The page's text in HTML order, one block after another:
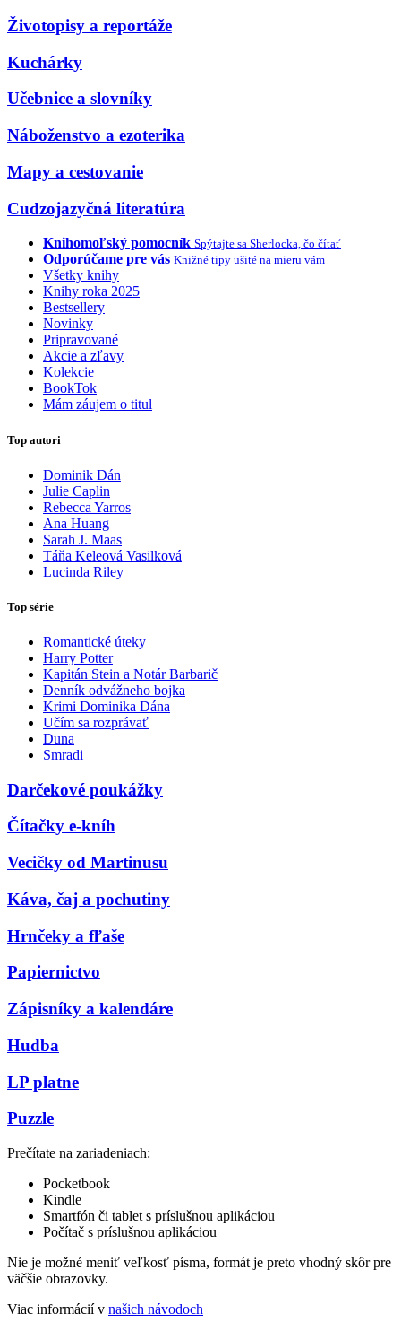
Životopisy a reportáže
Kuchárky
Učebnice a slovníky
Náboženstvo a ezoterika
Mapy a cestovanie
Cudzojazyčná literatúra
Knihomoľský pomocník Spýtajte sa Sherlocka, čo čítať
Odporúčame pre vás Knižné tipy ušité na mieru vám
Všetky knihy
Knihy roka 2025
Bestsellery
Novinky
Pripravované
Akcie a zľavy
Kolekcie
BookTok
Mám záujem o titul
Top autori
Dominik Dán
Julie Caplin
Rebecca Yarros
Ana Huang
Sarah J. Maas
Táňa Keleová Vasilková
Lucinda Riley
Top série
Romantické úteky
Harry Potter
Kapitán Stein a Notár Barbarič
Denník odvážneho bojka
Krimi Dominika Dána
Učím sa rozprávať
Duna
Smradi
Darčekové poukážky
Čítačky e-kníh
Vecičky od Martinusu
Káva, čaj a pochutiny
Hrnčeky a fľaše
Papiernictvo
Zápisníky a kalendáre
Hudba
LP platne
Puzzle
Prečítate na zariadeniach:
Pocketbook
Kindle
Smartfón či tablet s príslušnou aplikáciou
Počítač s príslušnou aplikáciou
Nie je možné meniť veľkosť písma, formát je preto vhodný skôr pre
väčšie obrazovky.
Viac informácií v našich návodoch